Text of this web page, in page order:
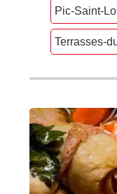
Pic-Saint-
Terrasses-